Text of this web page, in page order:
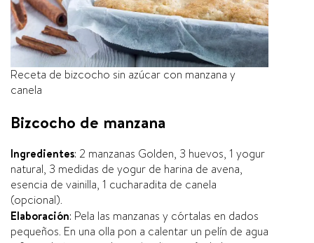
Receta de bizcocho sin azúcar con manzana y
canela
Bizcocho de manzana
Ingredientes: 2 manzanas Golden, 3 huevos, 1 yogur
natural, 3 medidas de yogur de harina de avena,
esencia de vainilla, 1 cucharadita de canela
(opcional).
Elaboración: Pela las manzanas y córtalas en dados
pequeños. En una olla pon a calentar un pelí­n de agua